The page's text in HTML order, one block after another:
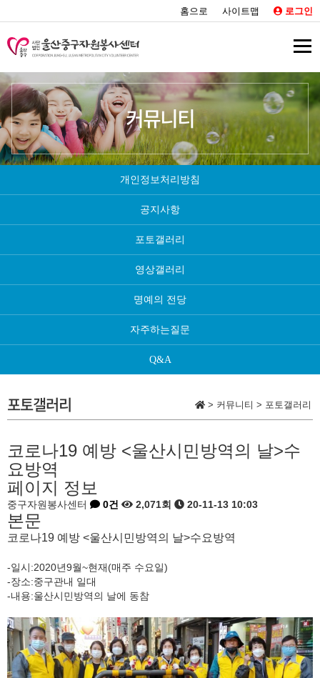
홈으로 사이트맵 로그인
커뮤니티
개인정보처리방침
공지사항
포토갤러리
영상갤러리
명예의 전당
자주하는질문
Q&A
포토갤러리 > 커뮤니티 > 포토갤러리
코로나19 예방 <울산시민방역의 날>수
요방역
페이지 정보
중구자원봉사센터 0건 2,071회 20-11-13 10:03
본문
코로나19 예방 <울산시민방역의 날>수요방역
-일시:2020년9월~현재(매주 수요일)
-장소:중구관내 일대
-내용:울산시민방역의 날에 동참